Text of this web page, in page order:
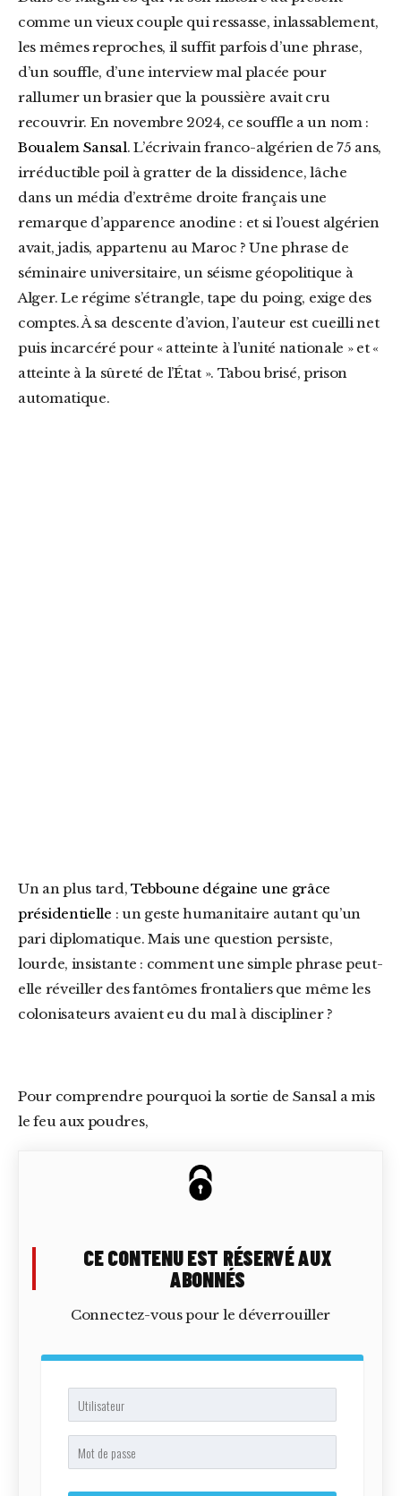
comme un vieux couple qui ressasse, inlassablement,
les mêmes reproches, il suffit parfois d’une phrase,
d’un souffle, d’une interview mal placée pour
rallumer un brasier que la poussière avait cru
recouvrir. En novembre 2024, ce souffle a un nom :
Boualem Sansal. L’écrivain franco-algérien de 75 ans,
irréductible poil à gratter de la dissidence, lâche
dans un média d’extrême droite français une
remarque d’apparence anodine : et si l’ouest algérien
avait, jadis, appartenu au Maroc ? Une phrase de
séminaire universitaire, un séisme géopolitique à
Alger. Le régime s’étrangle, tape du poing, exige des
comptes. À sa descente d’avion, l’auteur est cueilli net
puis incarcéré pour « atteinte à l’unité nationale » et «
atteinte à la sûreté de l’État ». Tabou brisé, prison
automatique.
Un an plus tard, Tebboune dégaine une grâce
présidentielle : un geste humanitaire autant qu’un
pari diplomatique. Mais une question persiste,
lourde, insistante : comment une simple phrase peut-
elle réveiller des fantômes frontaliers que même les
colonisateurs avaient eu du mal à discipliner ?
Pour comprendre pourquoi la sortie de Sansal a mis
le feu aux poudres,
CE CONTENU EST RÉSERVÉ AUX
ABONNÉS
Connectez-vous pour le déverrouiller